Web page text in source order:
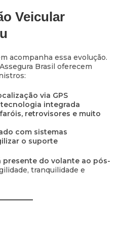
Veicular
acompanha essa evolução.
Brasil oferecem
via GPS
integrada
retrovisores e muito
com sistemas
o suporte
presente do volante ao pós-
tranquilidade e